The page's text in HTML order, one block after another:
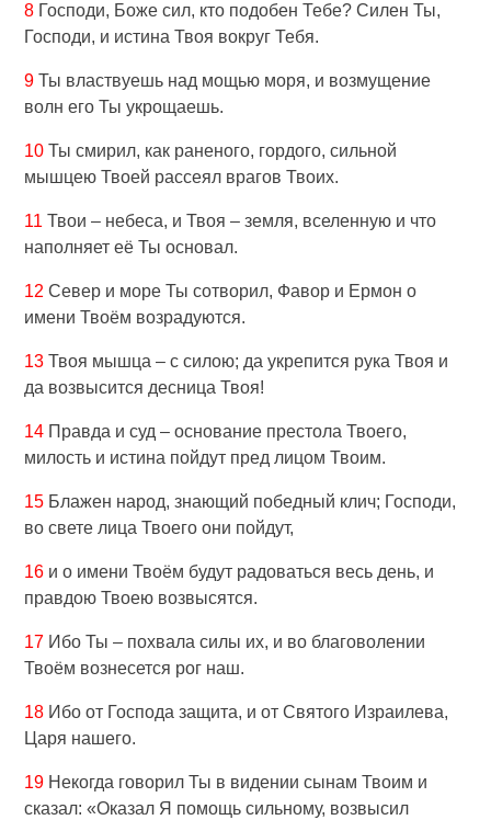
8 Господи, Боже сил, кто подобен Тебе? Силен Ты,
Господи, и истина Твоя вокруг Тебя.
9 Ты властвуешь над мощью моря, и возмущение
волн его Ты укрощаешь.
10 Ты смирил, как раненого, гордого, сильной
мышцею Твоей рассеял врагов Твоих.
11 Твои – небеса, и Твоя – земля, вселенную и что
наполняет её Ты основал.
12 Север и море Ты сотворил, Фавор и Ермон о
имени Твоём возрадуются.
13 Твоя мышца – с силою; да укрепится рука Твоя и
да возвысится десница Твоя!
14 Правда и суд – основание престола Твоего,
милость и истина пойдут пред лицом Твоим.
15 Блажен народ, знающий победный клич; Господи,
во свете лица Твоего они пойдут,
16 и о имени Твоём будут радоваться весь день, и
правдою Твоею возвысятся.
17 Ибо Ты – похвала силы их, и во благоволении
Твоём вознесется рог наш.
18 Ибо от Господа защита, и от Святого Израилева,
Царя нашего.
19 Некогда говорил Ты в видении сынам Твоим и
сказал: «Оказал Я помощь сильному, возвысил